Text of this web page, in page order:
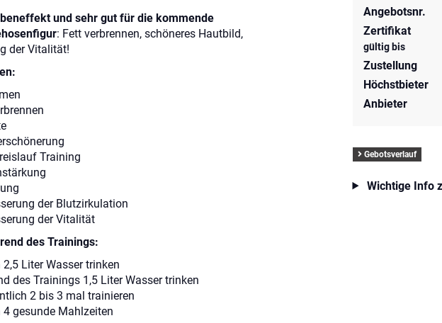
Angebotsnr.
Zertifikat
gültig bis
Zustellung
Höchstbieter
Anbieter
Gebotsverlauf
Wichtige Info
und sehr gut für die kommende
: Fett verbrennen, schöneres Hautbild,
der Vitalität!
Training
der Blutzirkulation
der Vitalität
des Trainings:
Liter Wasser trinken
des Trainings 1,5 Liter Wasser trinken
2 bis 3 mal trainieren
gesunde Mahlzeiten